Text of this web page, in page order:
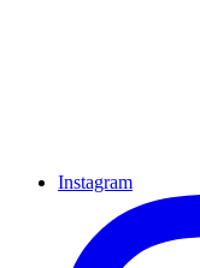
Instagram